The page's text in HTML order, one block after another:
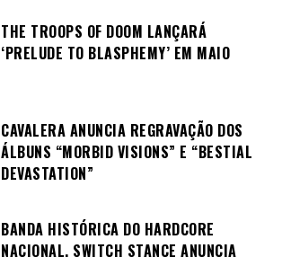
THE TROOPS OF DOOM LANÇARÁ
‘PRELUDE TO BLASPHEMY’ EM MAIO
CAVALERA ANUNCIA REGRAVAÇÃO DOS
ÁLBUNS “MORBID VISIONS” E “BESTIAL
DEVASTATION”
BANDA HISTÓRICA DO HARDCORE
NACIONAL, SWITCH STANCE ANUNCIA